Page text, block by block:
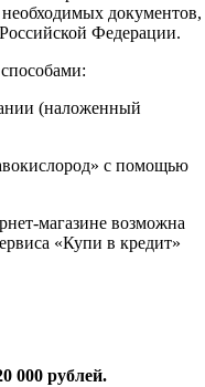
документов,
Федерации.
(наложенный
с помощью
магазине возможна
«Купи в кредит»
000 рублей.